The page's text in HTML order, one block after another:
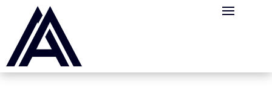
Panneau de gestion des cookies